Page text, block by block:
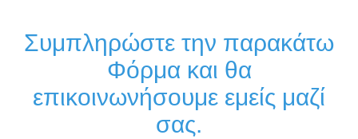
Συμπληρώστε την παρακάτω
Φόρμα και θα
επικοινωνήσουμε εμείς μαζί
σας.